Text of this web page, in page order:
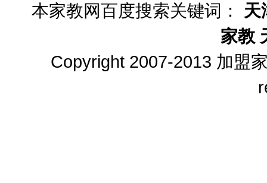
本家教网百度搜索关键词： 天
家教
Copyright 2007-2013 加盟